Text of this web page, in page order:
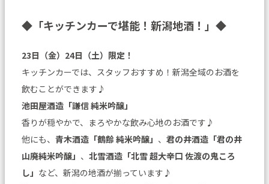
◆「キッチンカーで堪能！新潟地酒！」◆
23日（金）24日（土）限定！
キッチンカーでは、スタッフおすすめ！新潟全域のお酒を
飲むことができます♪
池田屋酒造「謙信 純米吟醸」
香りが穏やかで、まろやかな飲み心地のお酒です♪
他にも、 青木酒造「鶴齢 純米吟醸」 、 君の井酒造「君の井
山廃純米吟醸」 、 北雪酒造「北雪 超大辛口 佐渡の鬼ころ
し」 など、新潟の地酒が揃っています♪